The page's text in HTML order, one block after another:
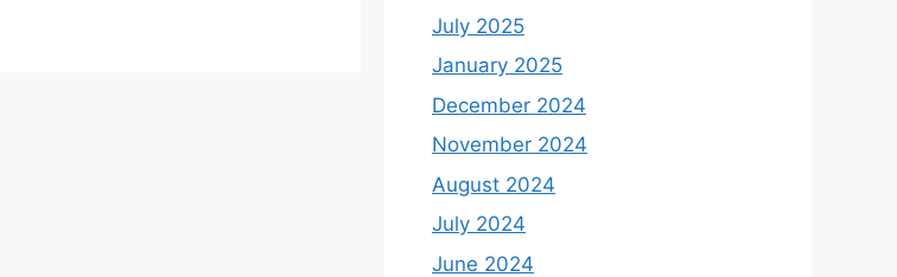
July 2025
January 2025
December 2024
November 2024
August 2024
July 2024
June 2024